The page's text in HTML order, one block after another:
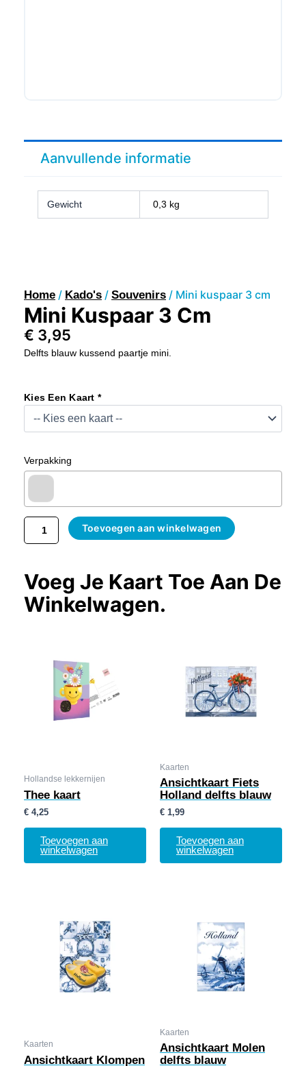
Aanvullende informatie
Gewicht 0,3 kg
Home / Kado's / Souvenirs / Mini kuspaar 3 cm
Mini Kuspaar 3 Cm
€ 3,95
Delfts blauw kussend paartje mini.
Kies Een Kaart *
Verpakking
Kuspaar
3
Cm
Aantal
Toevoegen aan winkelwagen
Voeg Je Kaart Toe Aan De
Winkelwagen.
Hollandse lekkernijen
Thee kaart
€ 4,25
Toevoegen aan
winkelwagen
Kaarten
Ansichtkaart Fiets
Holland delfts blauw
€ 1,99
Toevoegen aan
winkelwagen
Kaarten
Ansichtkaart Klompen
Kaarten
Ansichtkaart Molen
delfts blauw